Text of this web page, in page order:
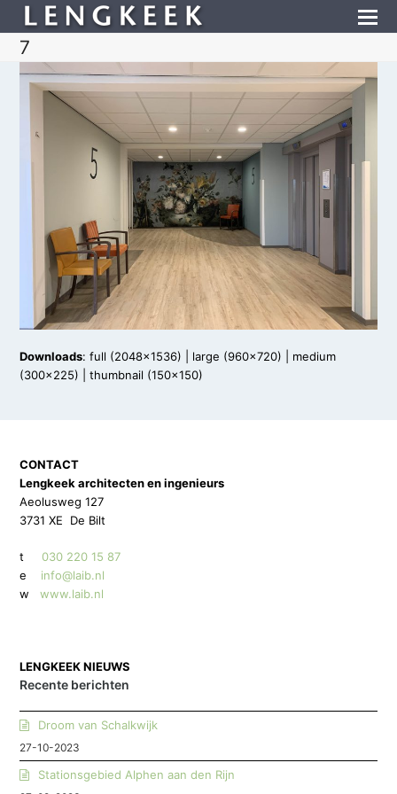
7
Downloads:full (2048x1536) large (960x720)
medium
(300x225) |thumbnail (150x150)
CONTACT
Lengkeek architecten en ingenieurs
Aeolusweg 127
3731 XE De Bilt
t030 220 15 87
e info@laib.nl
w
www.laib.nl
LENGKEEK NIEUWS
Recente berichten
Droom van Schalkwijk
27-10-2023
Stationsgebied Alphen aan den Rijn